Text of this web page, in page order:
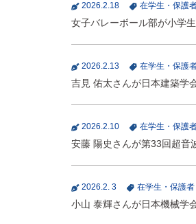
2026.2.18 在学生・保護
女子バレーボール部が小学
2026.2.13 在学生・保護
吉見 佑太さんが日本建築学
2026.2.10 在学生・保護
安藤 陽史さんが第33回超音
2026.2. 3 在学生・保護者
小山 泰輝さんが日本機械学